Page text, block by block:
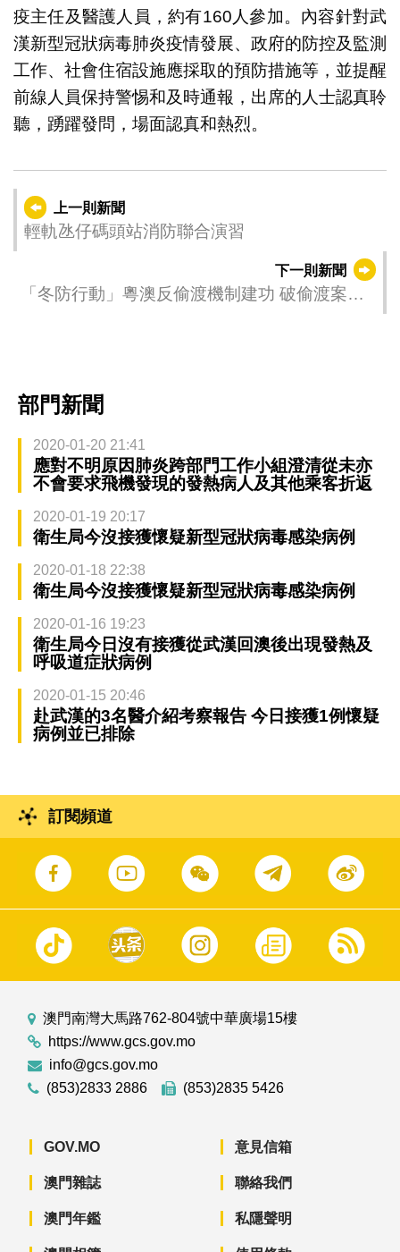
疫主任及醫護人員，約有160人參加。內容針對武
漢新型冠狀病毒肺炎疫情發展、政府的防控及監測
工作、社會住宿設施應採取的預防措施等，並提醒
前線人員保持警惕和及時通報，出席的人士認真聆
聽，踴躍發問，場面認真和熱烈。
上一則新聞
輕軌氹仔碼頭站消防聯合演習
下一則新聞
「冬防行動」粵澳反偷渡機制建功 破偷渡案拘
部門新聞
2020-01-20 21:41
應對不明原因肺炎跨部門工作小組澄清從未亦
不會要求飛機發現的發熱病人及其他乘客折返
2020-01-19 20:17
衛生局今沒接獲懷疑新型冠狀病毒感染病例
2020-01-18 22:38
衛生局今沒接獲懷疑新型冠狀病毒感染病例
2020-01-16 19:23
衛生局今日沒有接獲從武漢回澳後出現發熱及
呼吸道症狀病例
2020-01-15 20:46
赴武漢的3名醫介紹考察報告 今日接獲1例懷疑
病例並已排除
訂閱頻道
澳門南灣大馬路762-804號中華廣場15樓
https://www.gcs.gov.mo
info@gcs.gov.mo
(853)2833 2886
(853)2835 5426
GOV.MO
澳門雜誌
澳門年鑑
意見信箱
聯絡我們
私隱聲明